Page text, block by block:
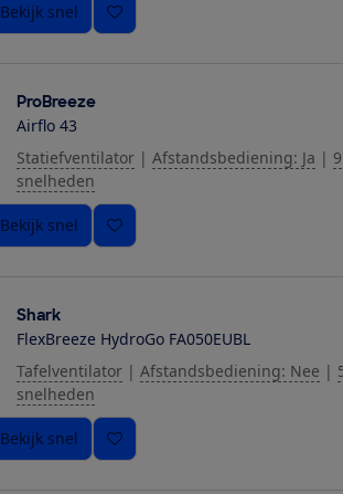
Bekijk snel
ProBreeze
Airflo 43
Statiefventilator | Afstandsbediening: Ja | 9
snelheden
Bekijk snel
Shark
FlexBreeze HydroGo FA050EUBL
Tafelventilator | Afstandsbediening: Nee |
snelheden
Bekijk snel